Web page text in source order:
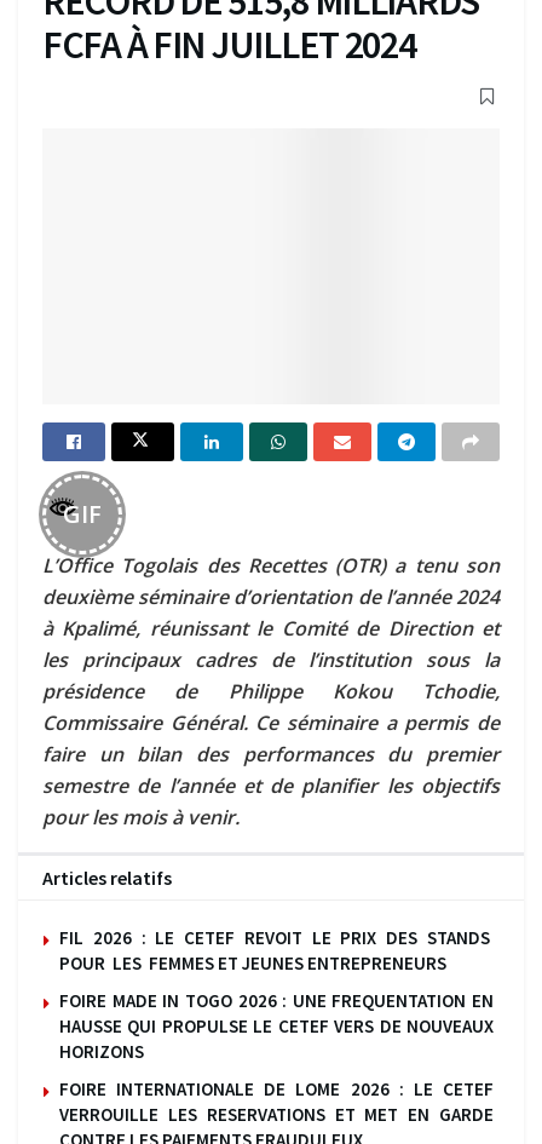
FCFA À FIN JUILLET 2024
GIF
L’Office Togolais des Recettes (OTR) a tenu son
deuxième séminaire d’orientation de l’année 2024
à Kpalimé, réunissant le Comité de Direction et
les principaux cadres de l’institution sous la
présidence de Philippe Kokou Tchodie,
Commissaire Général. Ce séminaire a permis de
faire un bilan des performances du premier
semestre de l’année et de planifier les objectifs
pour les mois à venir.
Articles relatifs
FIL 2026 : LE CETEF REVOIT LE PRIX DES STANDS
POUR LES FEMMES ET JEUNES ENTREPRENEURS
FOIRE MADE IN TOGO 2026 : UNE FREQUENTATION EN
HAUSSE QUI PROPULSE LE CETEF VERS DE NOUVEAUX
HORIZONS
FOIRE INTERNATIONALE DE LOME 2026 : LE CETEF
VERROUILLE LES RESERVATIONS ET MET EN GARDE